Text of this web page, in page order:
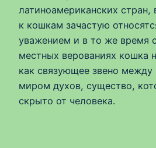
латиноамериканских
к кошкам зачастую
уважением и в то же время
местных верованиях кошка
как связующее звено
миром духов, существо,
скрыто от человека.